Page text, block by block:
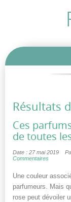
Résultats
Ces
de toutes
Date : 27 mai 2019
Commentaires
Une couleur
parfumeurs. Mais
rose peut dévoiler